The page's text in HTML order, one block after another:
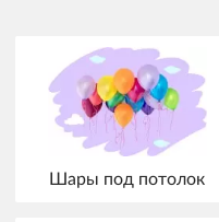
Шары под потолок